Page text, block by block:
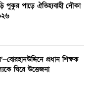
পুকুর পাড়ে ঐতিহ্যবাহী নৌকা
প্রধান শিক্ষক
ঘিরে উত্তেজনা